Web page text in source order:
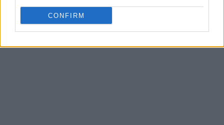
CONFIRM
5 Checklist per un giorno fuori: cosa portare e cosa fare
prima di partire